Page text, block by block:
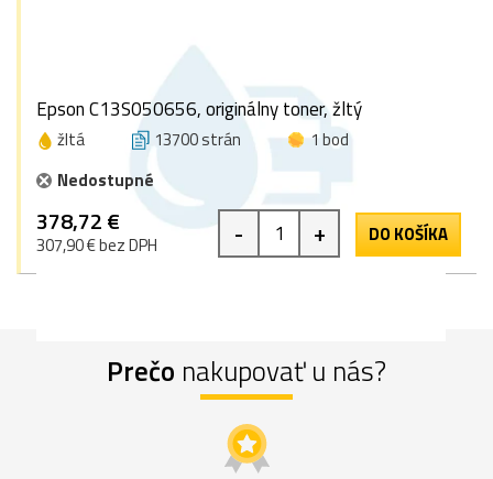
Epson C13S050656, originálny toner, žltý
žltá 13700 strán
1 bod
Nedostupné
378,72 €
307,90 € bez DPH - + DO KOŠÍKA
Prečo nakupovať u nás?